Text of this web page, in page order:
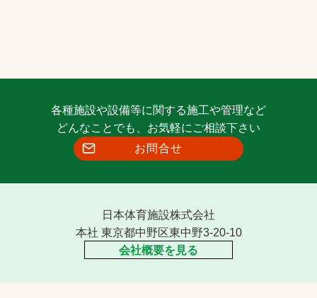
各種施設や設備等に関する施工や管理など
どんなことでも、お気軽にご相談下さい
お問合せ
日本体育施設株式会社
本社 東京都中野区東中野3-20-10
会社概要を見る